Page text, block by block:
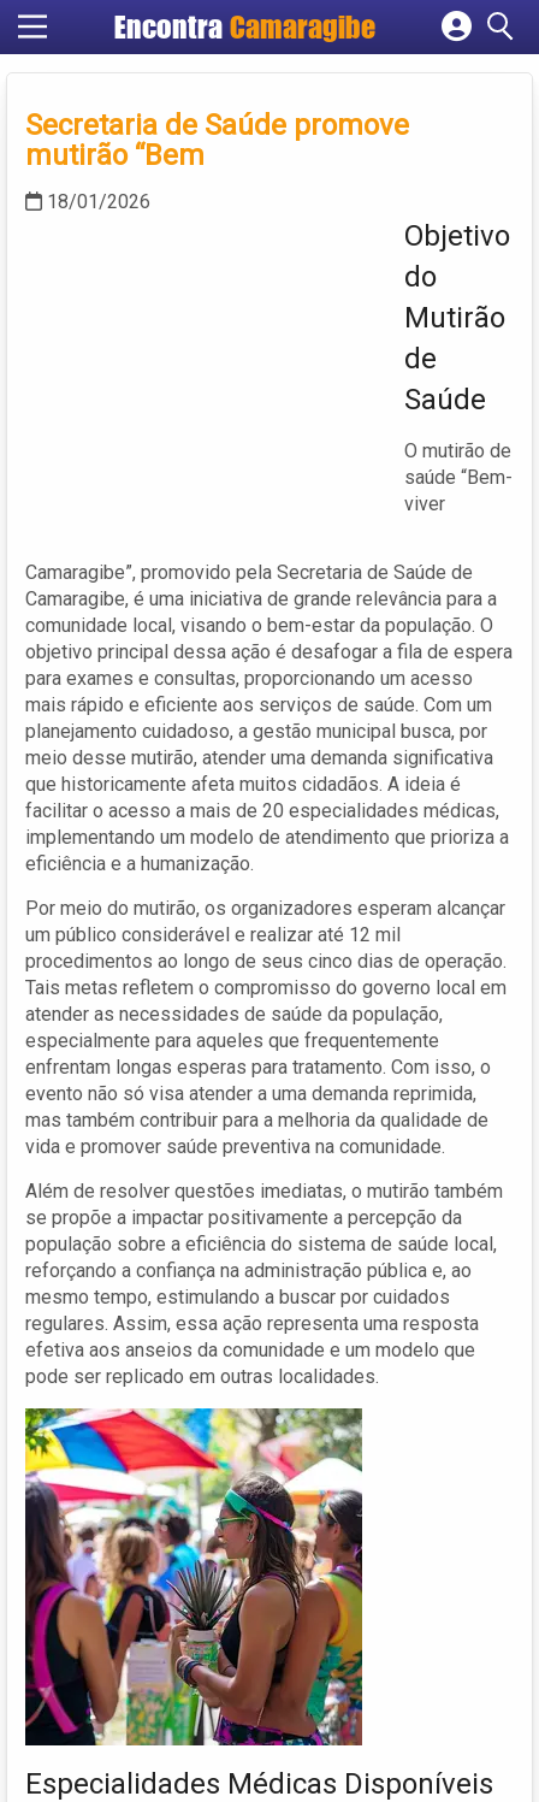
Encontra Camaragibe
Cadastrar empresa
Criar conta
Secretaria de Saúde promove
mutirão “Bem
18/01/2026
Objetivo
do
Mutirão
de
Saúde
O mutirão de
saúde “Bem-
viver
Camaragibe”, promovido pela Secretaria de Saúde de
Camaragibe, é uma iniciativa de grande relevância para a
comunidade local, visando o bem-estar da população. O
objetivo principal dessa ação é desafogar a fila de espera
para exames e consultas, proporcionando um acesso
mais rápido e eficiente aos serviços de saúde. Com um
planejamento cuidadoso, a gestão municipal busca, por
meio desse mutirão, atender uma demanda significativa
que historicamente afeta muitos cidadãos. A ideia é
facilitar o acesso a mais de 20 especialidades médicas,
implementando um modelo de atendimento que prioriza a
eficiência e a humanização.
Por meio do mutirão, os organizadores esperam alcançar
um público considerável e realizar até 12 mil
procedimentos ao longo de seus cinco dias de operação.
Tais metas refletem o compromisso do governo local em
atender as necessidades de saúde da população,
especialmente para aqueles que frequentemente
enfrentam longas esperas para tratamento. Com isso, o
evento não só visa atender a uma demanda reprimida,
mas também contribuir para a melhoria da qualidade de
vida e promover saúde preventiva na comunidade.
Além de resolver questões imediatas, o mutirão também
se propõe a impactar positivamente a percepção da
população sobre a eficiência do sistema de saúde local,
reforçando a confiança na administração pública e, ao
mesmo tempo, estimulando a buscar por cuidados
regulares. Assim, essa ação representa uma resposta
efetiva aos anseios da comunidade e um modelo que
pode ser replicado em outras localidades.
Especialidades Médicas Disponíveis